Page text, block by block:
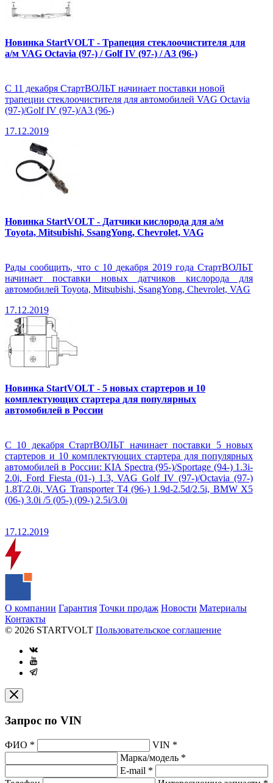
Новинка StartVOLT - Трапеция стеклоочистителя для
а/м VAG Octavia (97-) / Golf IV (97-) / A3 (96-)
С 11 декабря СтартВОЛЬТ начинает поставки новой
трапеции стеклоочистителя для автомобилей VAG Octavia
(97-)/Golf IV (97-)/A3 (96-)
17.12.2019
Новинка StartVOLT - Датчики кислорода для а/м
Toyota, Mitsubishi, SsangYong, Chevrolet, VAG
Рады сообщить, что с 10 декабря 2019 года СтартВОЛЬТ
начинает поставки новых датчиков кислорода для
автомобилей Toyota, Mitsubishi, SsangYong, Chevrolet, VAG
17.12.2019
Новинка StartVOLT - 5 новых стартеров и 10
комплектующих стартера для популярных
автомобилей в России
С 10 декабря СтартВОЛЬТ начинает поставки 5 новых
стартеров и 10 комплектующих стартера для популярных
автомобилей в России: KIA Spectra (95-)/Sportage (94-) 1.3i-
2.0i, Ford Fiesta (01-) 1.3, VAG Golf IV (97-)/Octavia (97-)
1.8T/2.0i, VAG Transporter T4 (96-) 1.9d-2.5d/2.5i, BMW X5
(06-) 3.0i /5 (05-) (09-) 2.5i/3.0i
17.12.2019
О компании Гарантия Точки продаж Новости Материалы
Контакты
© 2026 STARTVOLT Пользовательское соглашение
Запрос по VIN
ФИО * VIN *
Марка/модель *
E-mail *